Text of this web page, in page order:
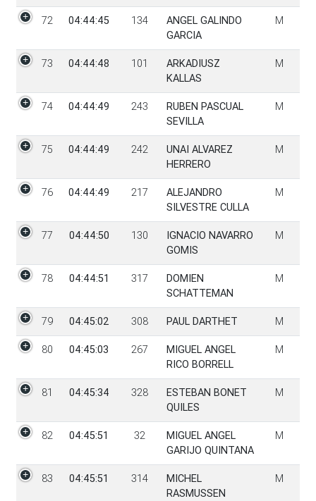
72 04:44:45 134
ANGEL GALINDO
GARCIA
M
73 04:44:48 101
ARKADIUSZ
KALLAS
M
74 04:44:49 243
RUBEN PASCUAL
SEVILLA
M
75 04:44:49 242
UNAI ALVAREZ
HERRERO
M
76 04:44:49 217
ALEJANDRO
SILVESTRE CULLA
M
77 04:44:50 130
IGNACIO NAVARRO
GOMIS
M
78 04:44:51 317
DOMIEN
SCHATTEMAN
M
79 04:45:02 308 PAUL DARTHET M
80 04:45:03 267
MIGUEL ANGEL
RICO BORRELL
M
81 04:45:34 328
ESTEBAN BONET
QUILES
M
82 04:45:51 32
MIGUEL ANGEL
GARIJO QUINTANA
M
83 04:45:51 314
MICHEL
RASMUSSEN
M